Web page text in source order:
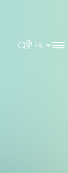
Rechercher
Choisir la